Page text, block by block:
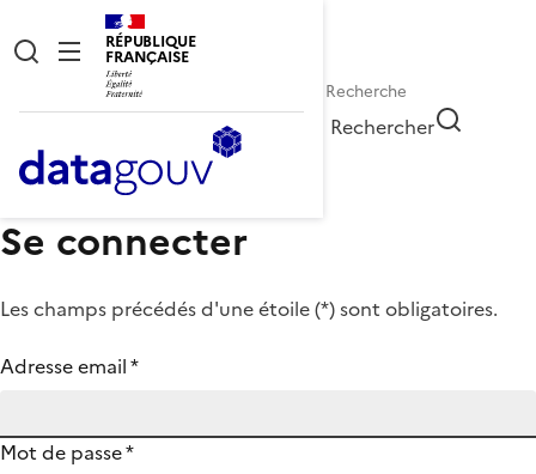
RÉPUBLIQUE
FRANÇAISE
Rechercher
Se connecter
Les champs précédés d'une étoile (*) sont obligatoires.
Adresse email*
Mot de passe*